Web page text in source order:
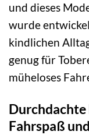
und dieses
wurde
kindlichen
genug für
müheloses
Durchdachte
Fahrspaß